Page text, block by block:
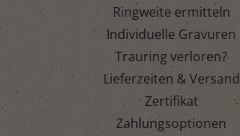
Ringweite ermitteln
Individuelle Gravuren
Trauring verloren?
Lieferzeiten & Versand
Zertifikat
Zahlungsoptionen